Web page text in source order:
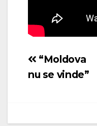
Navigare
în
“Moldova
nu se vinde”